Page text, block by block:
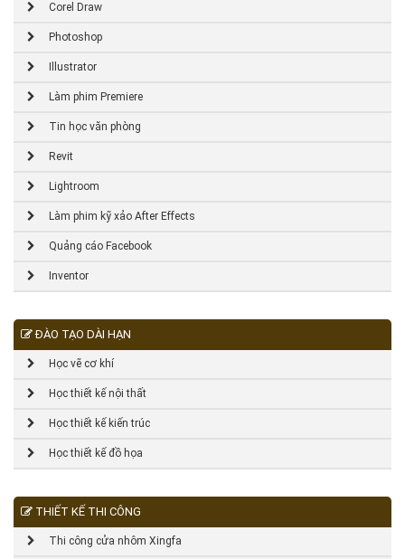
Corel Draw
Photoshop
Illustrator
Làm phim Premiere
Tin học văn phòng
Revit
Lightroom
Làm phim kỹ xảo After Effects
Quảng cáo Facebook
Inventor
ĐÀO TẠO DÀI HẠN
Học vẽ cơ khí
Học thiết kế nội thất
Học thiết kế kiến trúc
Học thiết kế đồ họa
THIẾT KẾ THI CÔNG
Thi công cửa nhôm Xingfa